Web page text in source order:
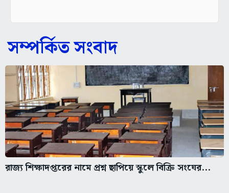
সম্পর্কিত সংবাদ
রাজ্য শিক্ষাদপ্তরের নামে প্রশ্ন ছাপিয়ে স্কুলে বিক্রি সংঘের...